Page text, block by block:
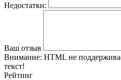
Недостатки:
Ваш отзыв
Внимание: HTML не
текст!
Рейтинг